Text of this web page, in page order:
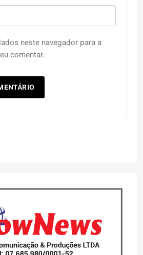
neste navegador para a
comentar.